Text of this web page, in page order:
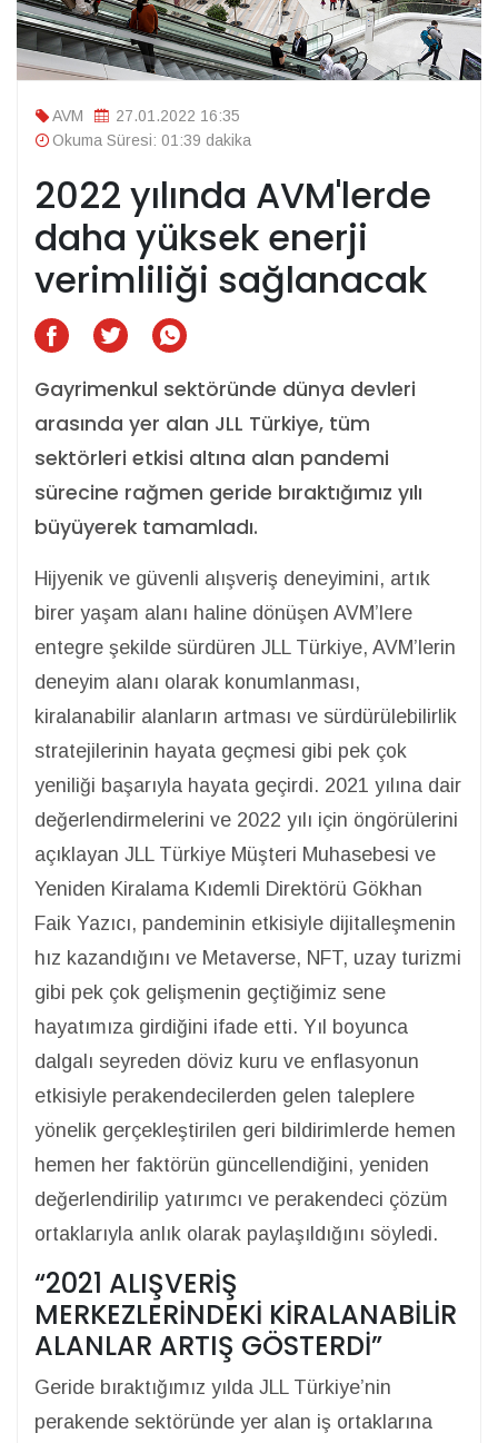
AVM
27.01.2022 16:35
Okuma Süresi: 01:39 dakika
2022 yılında AVM'lerde
daha yüksek enerji
verimliliği sağlanacak
Gayrimenkul sektöründe dünya devleri
arasında yer alan JLL Türkiye, tüm
sektörleri etkisi altına alan pandemi
sürecine rağmen geride bıraktığımız yılı
büyüyerek tamamladı.
Hijyenik ve güvenli alışveriş deneyimini, artık
birer yaşam alanı haline dönüşen AVM’lere
entegre şekilde sürdüren JLL Türkiye, AVM’lerin
deneyim alanı olarak konumlanması,
kiralanabilir alanların artması ve sürdürülebilirlik
stratejilerinin hayata geçmesi gibi pek çok
yeniliği başarıyla hayata geçirdi. 2021 yılına dair
değerlendirmelerini ve 2022 yılı için öngörülerini
açıklayan JLL Türkiye Müşteri Muhasebesi ve
Yeniden Kiralama Kıdemli Direktörü Gökhan
Faik Yazıcı, pandeminin etkisiyle dijitalleşmenin
hız kazandığını ve Metaverse, NFT, uzay turizmi
gibi pek çok gelişmenin geçtiğimiz sene
hayatımıza girdiğini ifade etti. Yıl boyunca
dalgalı seyreden döviz kuru ve enflasyonun
etkisiyle perakendecilerden gelen taleplere
yönelik gerçekleştirilen geri bildirimlerde hemen
hemen her faktörün güncellendiğini, yeniden
değerlendirilip yatırımcı ve perakendeci çözüm
ortaklarıyla anlık olarak paylaşıldığını söyledi.
“2021 ALIŞVERİŞ
MERKEZLERİNDEKİ KİRALANABİLİR
ALANLAR ARTIŞ GÖSTERDİ”
Geride bıraktığımız yılda JLL Türkiye’nin
perakende sektöründe yer alan iş ortaklarına